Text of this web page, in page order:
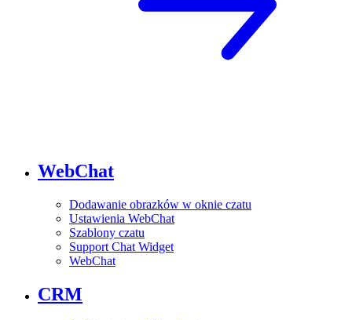
WebChat
Dodawanie obrazków w oknie czatu
Ustawienia WebChat
Szablony czatu
Support Chat Widget
WebChat
CRM